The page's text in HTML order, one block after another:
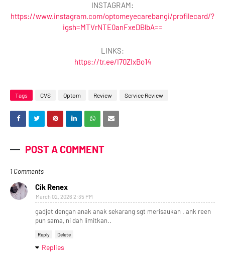
INSTAGRAM:
https://www.instagram.com/optomeyecarebangi/profilecard/?
igsh=MTVrNTE0anFxeDBlbA==
LINKS:
https://tr.ee/I70ZIxBo14
Tags CVS Optom Review Service Review
POST A COMMENT
1 Comments
Cik Renex
March 02, 2026 2:35 PM
gadjet dengan anak anak sekarang sgt merisaukan . ank reen
pun sama, ni dah limitkan..
Reply Delete
Replies